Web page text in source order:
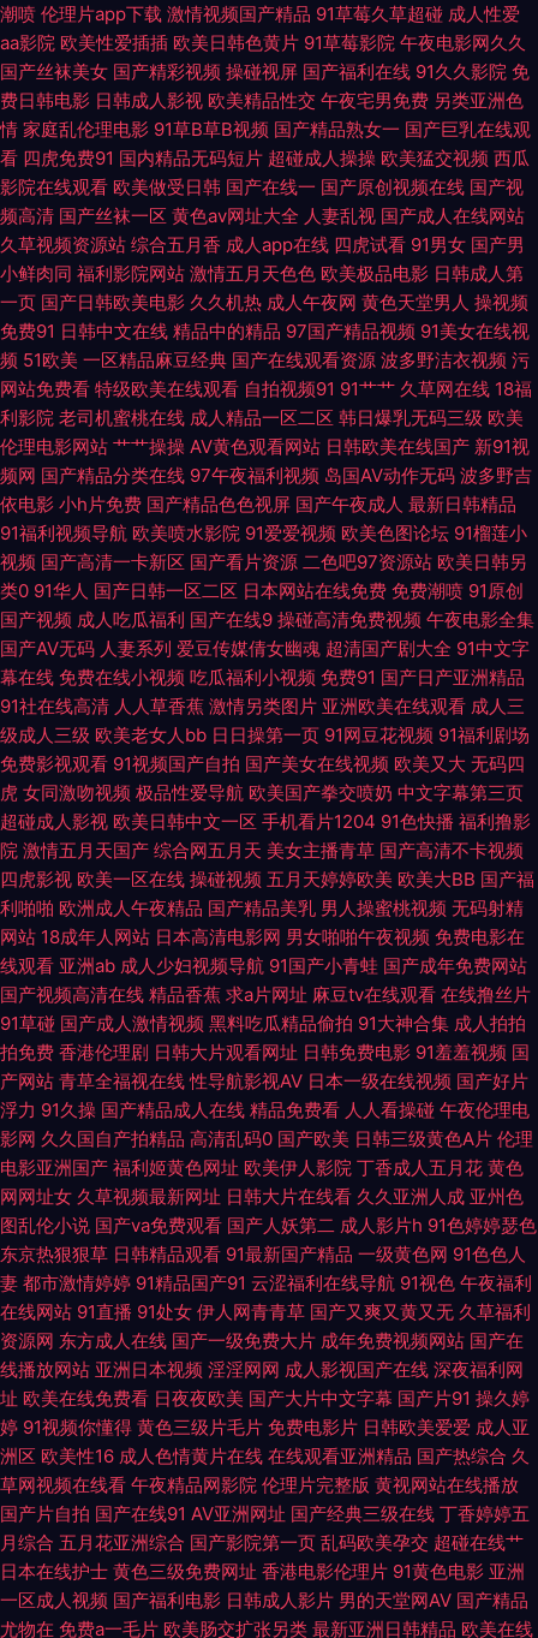
色综合楼成人 AV免费福利 超碰91N 91资源网在线播放 国产91福利视频 91制
片厂精品在线视频 91久在线观看 一本道资源站 性爱影音 人妻的诱惑ok天堂
后入丝袜在线观看 www91尤物 91亚色视频 91传媒在线官网 一本道色婷婷
日韩别类 国内AV在线 日本久操视频播放 四虎AV影裤 欧美日韩激情婷婷 极
品在线视频 大香蕉色AV 91涩涩视频 先锋影音色色 欧韩美女成人视频 国产色
情精品一区二区 国产嫩草影院久久 首页日韩 老司机亚洲福利 黑丝尤物在线
视频 韩国AA毛片 深爱五月网 精品国产精品四区 超碰91在线视 www豆花AV
91蜜桃啪啪 亚州综合影院 日韩阿v片在线观看 欧美bdsm女同 欧洲黄色精品
久久视频香 东方影库av免费看 99艹在线观看 91免费在线观看网页 91国产微
拍 先锋资源aaaaaa 日韩欧美有码在线 人人射第九页 欧美a在 九一视频
wwww 九九热视 成人国产 影音先锋AV一级大片 国产视频25页 五月美眉被
操 91秀秀妹视频 欧美日爱 91传播媒网页 超碰人人爱爱 日韩金典免费av 91
传媒在线观看入口 欧美成人图片网 91爆操黑丝美女 国产肏屄片 涩涩伦理影
院 91少女 精东AV传媒 天堂男人操 91黑丝福利 免费的黄页亚洲 91深夜熟妇
视频 欧美α√ 91在线资源网 青草社区色色 91九色网址 激情文学怡春院 亚洲
有码啪啪视频 不卡午夜福利视频 亚洲午夜AV电影 东方av黄色免费 人人艹超
碰 91精品视频在线 国产黑丝一区 日美女bb 豆花官网进入免费吃瓜 天堂资源
91人人网 后入网站 午夜福利A∨AV无码 超碰免费91 日本福利福利福利视频
91黑丝足 狼友汇六六六 91超碰人人红杏 91网页官网页 成人在线观看第七页
久久国产精选久久 91she人妻 WWW成人 黄色苍库 日韩另类av 91TS人妖另
类 91喷水合集 av在线黑料网站 狠狠成人集合 欧美敕B 先锋av成人色影院
91尤物新网址 久操网址 天堂资源 69天堂黄色影视A片 91在线观看网址 国产
成人宗合 久久日精品人妻 视频网址入口 91次元官方 波多野结依 蜜桃臀色色
网 先锋Av中文区 91九色导航大全 99精品久久婷婷_ 国产精品久久不卡久久
蜜臀官网 色欲久久精品人妻 91免费视频版 国产91在线视频看看 美女WWW1
口 丝袜人妻一二区 91福利爽片 AV四虎网 国产视频在线播放 香蕉久久影院
91蜜桃传媒一区 韩国伦理妈妈的朋友 深夜91福利社 51视频 91社区导航 超碰
潮喷 伦理片app下载 激情视频国产精品 91草莓久草超碰 成人性爱
aa影院 欧美性爱插插 欧美日韩色黄片 91草莓影院 午夜电影网久久
国产丝袜美女 国产精彩视频 操碰视屏 国产福利在线 91久久影院 免
费日韩电影 日韩成人影视 欧美精品性交 午夜宅男免费 另类亚洲色
情 家庭乱伦理电影 91草B草B视频 国产精品熟女一 国产巨乳在线观
看 四虎免费91 国内精品无码短片 超碰成人操操 欧美猛交视频 西瓜
影院在线观看 欧美做受日韩 国产在线一 国产原创视频在线 国产视
频高清 国产丝袜一区 黄色av网址大全 人妻乱视 国产成人在线网站
久草视频资源站 综合五月香 成人app在线 四虎试看 91男女 国产男
小鲜肉同 福利影院网站 激情五月天色色 欧美极品电影 日韩成人第
一页 国产日韩欧美电影 久久机热 成人午夜网 黄色天堂男人 操视频
免费91 日韩中文在线 精品中的精品 97国产精品视频 91美女在线视
频 51欧美 一区精品麻豆经典 国产在线观看资源 波多野洁衣视频 污
网站免费看 特级欧美在线观看 自拍视频91 91艹艹 久草网在线 18福
利影院 老司机蜜桃在线 成人精品一区二区 韩日爆乳无码三级 欧美
伦理电影网站 艹艹操操 AV黄色观看网站 日韩欧美在线国产 新91视
频网 国产精品分类在线 97午夜福利视频 岛国AV动作无码 波多野吉
依电影 小h片免费 国产精品色色视屏 国产午夜成人 最新日韩精品
91福利视频导航 欧美喷水影院 91爱爱视频 欧美色图论坛 91榴莲小
视频 国产高清一卡新区 国产看片资源 二色吧97资源站 欧美日韩另
类0 91华人 国产日韩一区二区 日本网站在线免费 免费潮喷 91原创
国产视频 成人吃瓜福利 国产在线9 操碰高清免费视频 午夜电影全集
国产AV无码 人妻系列 爱豆传媒倩女幽魂 超清国产剧大全 91中文字
幕在线 免费在线小视频 吃瓜福利小视频 免费91 国产日产亚洲精品
91社在线高清 人人草香蕉 激情另类图片 亚洲欧美在线观看 成人三
级成人三级 欧美老女人bb 日日操第一页 91网豆花视频 91福利剧场
免费影视观看 91视频国产自拍 国产美女在线视频 欧美又大 无码四
虎 女同激吻视频 极品性爱导航 欧美国产拳交喷奶 中文字幕第三页
超碰成人影视 欧美日韩中文一区 手机看片1204 91色快播 福利撸影
院 激情五月天国产 综合网五月天 美女主播青草 国产高清不卡视频
四虎影视 欧美一区在线 操碰视频 五月天婷婷欧美 欧美大BB 国产福
利啪啪 欧洲成人午夜精品 国产精品美乳 男人操蜜桃视频 无码射精
网站 18成年人网站 日本高清电影网 男女啪啪午夜视频 免费电影在
线观看 亚洲ab 成人少妇视频导航 91国产小青蛙 国产成年免费网站
国产视频高清在线 精品香蕉 求a片网址 麻豆tv在线观看 在线撸丝片
91草碰 国产成人激情视频 黑料吃瓜精品偷拍 91大神合集 成人拍拍
拍免费 香港伦理剧 日韩大片观看网址 日韩免费电影 91羞羞视频 国
产网站 青草全福视在线 性导航影视AV 日本一级在线视频 国产好片
浮力 91久操 国产精品成人在线 精品免费看 人人看操碰 午夜伦理电
影网 久久国自产拍精品 高清乱码0 国产欧美 日韩三级黄色A片 伦理
电影亚洲国产 福利姬黄色网址 欧美伊人影院 丁香成人五月花 黄色
网网址女 久草视频最新网址 日韩大片在线看 久久亚洲人成 亚州色
图乱伦小说 国产va免费观看 国产人妖第二 成人影片h 91色婷婷瑟色
东京热狠狠草 日韩精品观看 91最新国产精品 一级黄色网 91色色人
妻 都市激情婷婷 91精品国产91 云涩福利在线导航 91视色 午夜福利
在线网站 91直播 91处女 伊人网青青草 国产又爽又黄又无 久草福利
资源网 东方成人在线 国产一级免费大片 成年免费视频网站 国产在
线播放网站 亚洲日本视频 淫淫网网 成人影视国产在线 深夜福利网
址 欧美在线免费看 日夜夜欧美 国产大片中文字幕 国产片91 操久婷
婷 91视频你懂得 黄色三级片毛片 免费电影片 日韩欧美爱爱 成人亚
洲区 欧美性16 成人色情黄片在线 在线观看亚洲精品 国产热综合 久
草网视频在线看 午夜精品网影院 伦理片完整版 黄视网站在线播放
国产片自拍 国产在线91 AV亚洲网址 国产经典三级在线 丁香婷婷五
月综合 五月花亚洲综合 国产影院第一页 乱码欧美孕交 超碰在线艹
日本在线护士 黄色三级免费网址 香港电影伦理片 91黄色电影 亚洲
一区成人视频 国产福利电影 日韩成人影片 男的天堂网AV 国产精品
尤物在 免费a一毛片 欧美肠交扩张另类 最新亚洲日韩精品 欧美在线